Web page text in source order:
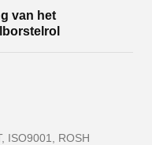
van het
ISO9001, ROSH